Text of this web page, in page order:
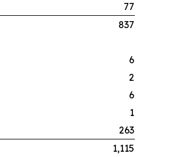
77
837
6
2
6
1
263
1,115